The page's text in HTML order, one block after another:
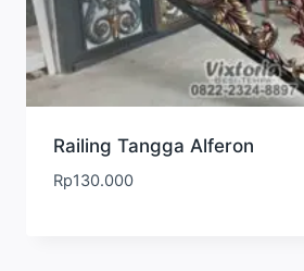
Railing Tangga Alferon
Rp130.000